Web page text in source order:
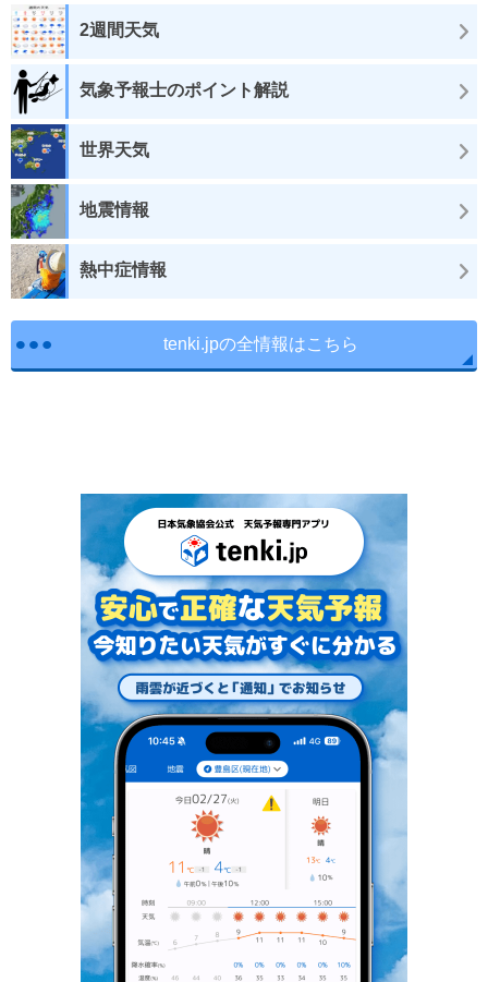
2週間天気
気象予報士のポイント解説
世界天気
地震情報
熱中症情報
tenki.jpの全情報はこちら